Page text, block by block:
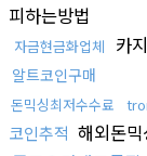
피하는방법
자금현금화업체 카
알트코인구매
돈믹싱최저수수료
코인추적 해외돈믹